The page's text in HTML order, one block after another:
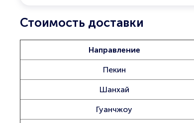
Стоимость доставки
Направление
Пекин
Шанхай
Гуанчжоу